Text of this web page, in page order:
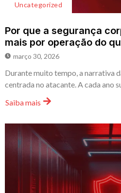
Uncategorized
Por que a segurança
mais por operação do
março 30, 2026
Durante muito tempo, a narrativa
centrada no atacante. A cada ano
Saiba mais